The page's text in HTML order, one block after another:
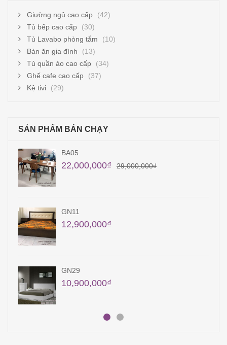
Giường ngủ cao cấp
(42)
Tủ bếp cao cấp
(30)
Tủ Lavabo phòng tắm
(10)
Bàn ăn gia đình
(13)
Tủ quần áo cao cấp
(34)
Ghế cafe cao cấp
(37)
Kệ tivi
(29)
SẢN PHẨM BÁN CHẠY
KT10
9,450,000 ₫
QA12
22,400,000
QA15
18,000,000